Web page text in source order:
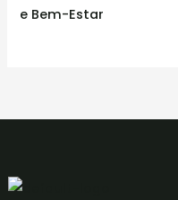
e Bem-Estar